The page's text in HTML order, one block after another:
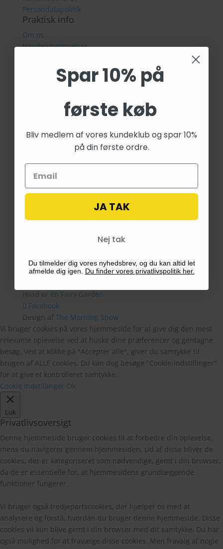
Persondatapolitik
Praktisk info
Om os
Handelsbetingelser
Reklamationsret
Kontaktinformation
Kpopland ApS
Forsvarsvej 9
Tlf: 28 40 59 53
E-mail:info@fairygardenstuff.dk
Hvad er en Fairy Garden
Facebook
Design af The Morning Show
Vi bruger cookies på vores hjemmeside for at give dig den mest
relevante oplevelse ved at huske dine præferencer og gentagne
besøg. Ved at klikke på "Accepter alle", giver du samtykke til
brugen af ALLE cookies. Du kan dog besøge "Cookie-indstillinger"
for at give et kontrolleret samtykke.
Cookie Indstillinger Ok
Luk
Privatlivsoversigt
Denne hjemmeside bruger cookies til at forbedre din oplevelse,
mens du navigerer gennem hjemmesiden. Ud af disse bliver de
cookies, der er kategoriseret som nødvendige, gemt i din browser,
da de er essentielle for, at hjemmesidens grundlæggende
funktioner fungerer.
Vi bruger også tredjepartscookies, der hjælper os med at
analysere og forstå, hvordan du bruger denne hjemmeside. Disse
cookies vil kun blive gemt i din browser med dit samtykke. Du har
også mulighed for at fravælge disse cookies. Men fravalg af nogle
Spar 10% på
første køb
Bliv medlem af vores kundeklub og spar 10%
på din første ordre.
JA TAK
Nej tak
Du tilmelder dig vores nyhedsbrev, og du kan altid let
afmelde dig igen. Du finder vores privatlivspolitik her.